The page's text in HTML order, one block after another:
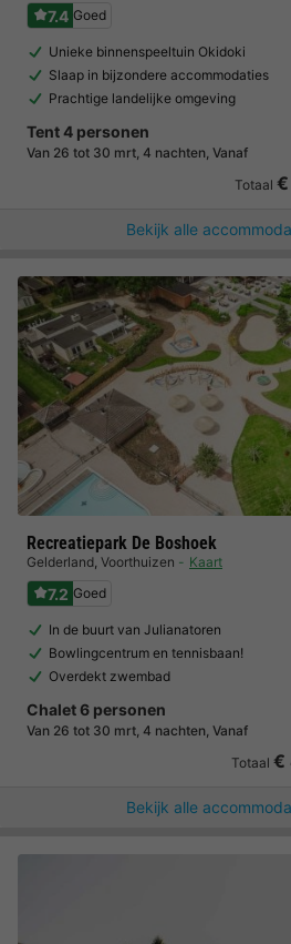
7.4 Goed
Unieke binnenspeeltuin Okidoki
Slaap in bijzondere accommodaties
Prachtige landelijke omgeving
Tent 4 personen
Van 26 tot 30 mrt, 4 nachten, Vanaf
Totaal
Bekijk alle
Recreatiepark De Boshoek
Gelderland, Voorthuizen Kaart
7.2 Goed
In de buurt van Julianatoren
Bowlingcentrum en tennisbaan!
Overdekt zwembad
Chalet 6 personen
Van 26 tot 30 mrt, 4 nachten, Vanaf
Totaal €
Bekijk alle